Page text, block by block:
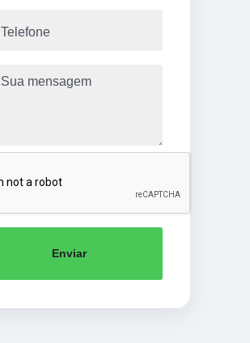
Enviar